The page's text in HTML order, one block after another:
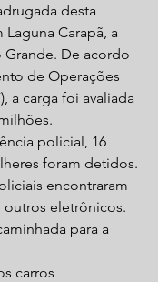
desta
Laguna Carapã, a
Grande. De acordo
de Operações
a carga foi avaliada
policial, 16
foram detidos.
encontraram
outros eletrônicos.
para a
carros